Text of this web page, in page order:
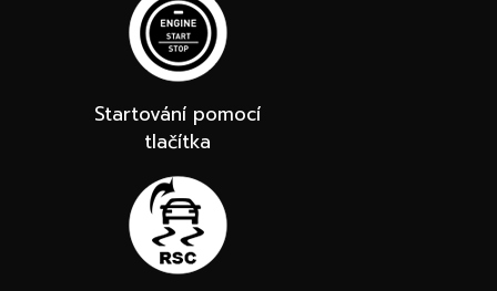
Startování pomocí
tlačítka